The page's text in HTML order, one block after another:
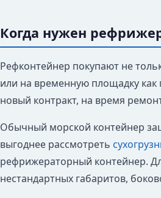
Когда нужен
Рефконтейнер покупают не
или на временную площадку как
новый контракт, на время
Обычный морской контейнер
выгоднее рассмотреть
рефрижераторный контейнер.
нестандартных габаритов,